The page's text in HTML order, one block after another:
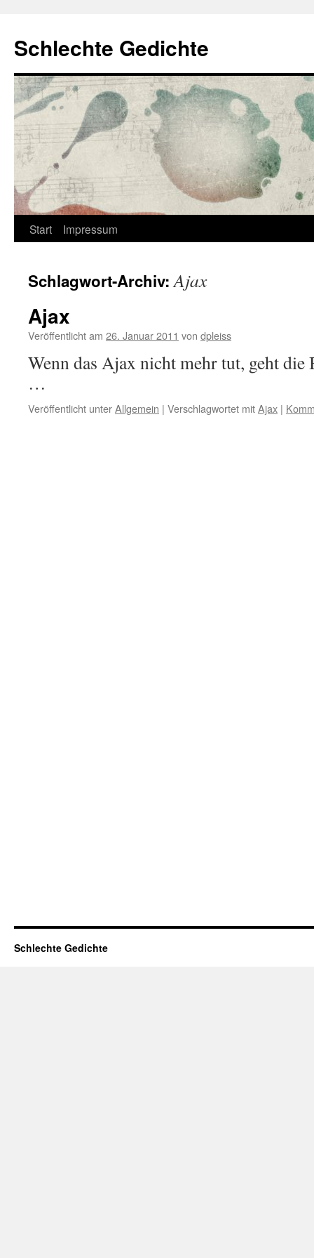
springen
Schlechte Gedichte
Start Impressum
Schlagwort-Archiv:Ajax
Ajax
Veröffentlicht am 26. Januar 2011 von dpleiss
Wenn das Ajax nicht mehr tut, geht die
…
Veröffentlicht unterAllgemein | Verschlagwortet mitAjax |
Schlechte Gedichte